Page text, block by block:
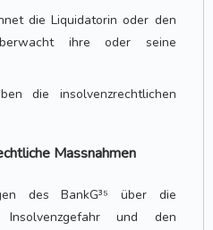
die Liquidatorin oder den
ihre oder seine
die insolvenzrechtlichen
Massnahmen
des BankG³⁵ über die
Insolvenzgefahr und den